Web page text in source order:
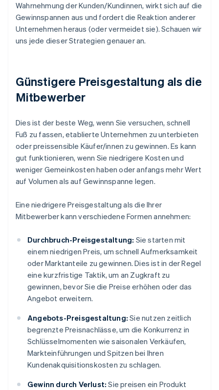
Wahrnehmung der Kunden/Kundinnen, wirkt sich auf die
Gewinnspannen aus und fordert die Reaktion anderer
Unternehmen heraus (oder vermeidet sie). Schauen wir
uns jede dieser Strategien genauer an.
Günstigere Preisgestaltung als die
Mitbewerber
Dies ist der beste Weg, wenn Sie versuchen, schnell
Fuß zu fassen, etablierte Unternehmen zu unterbieten
oder preissensible Käufer/innen zu gewinnen. Es kann
gut funktionieren, wenn Sie niedrigere Kosten und
weniger Gemeinkosten haben oder anfangs mehr Wert
auf Volumen als auf Gewinnspanne legen.
Eine niedrigere Preisgestaltung als die Ihrer
Mitbewerber kann verschiedene Formen annehmen:
Durchbruch-Preisgestaltung: Sie starten mit
einem niedrigen Preis, um schnell Aufmerksamkeit
oder Marktanteile zu gewinnen. Dies ist in der Regel
eine kurzfristige Taktik, um an Zugkraft zu
gewinnen, bevor Sie die Preise erhöhen oder das
Angebot erweitern.
Angebots-Preisgestaltung: Sie nutzen zeitlich
begrenzte Preisnachlässe, um die Konkurrenz in
Schlüsselmomenten wie saisonalen Verkäufen,
Markteinführungen und Spitzen bei Ihren
Kundenakquisitionskosten zu schlagen.
Gewinn durch Verlust: Sie preisen ein Produkt